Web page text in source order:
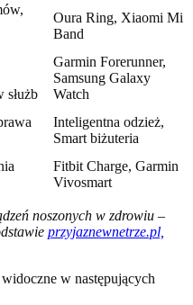
Oura Ring, Xiaomi Mi
Band
służb
Garmin Forerunner,
Samsung Galaxy
Watch
Inteligentna odzież,
Smart biżuteria
Fitbit Charge, Garmin
Vivosmart
noszonych w zdrowiu –
przyjaznewnetrze.pl,
w następujących